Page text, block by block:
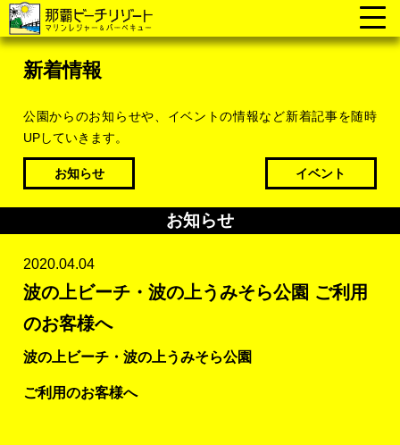
新着情報
公園からのお知らせや、イベントの情報など新着記事を随時
UPしていきます。
お知らせ イベント
お知らせ
2020.04.04
波の上ビーチ・波の上うみそら公園 ご利用
のお客様へ
波の上ビーチ・波の上うみそら公園
ご利用のお客様へ